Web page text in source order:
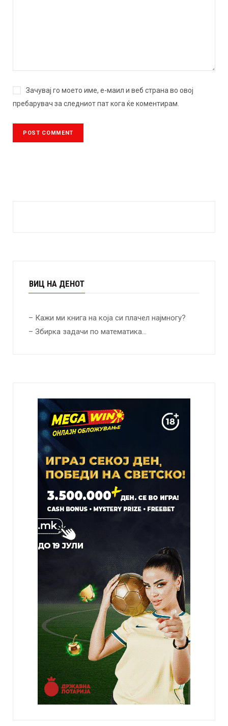
Зачувај го моето име, е-маил и веб страна во овој
пребарувач за следниот пат кога ќе коментирам.
ВИЦ НА ДЕНОТ
– Кажи ми книга на која си плачел најмногу?
– Збирка задачи по математика…